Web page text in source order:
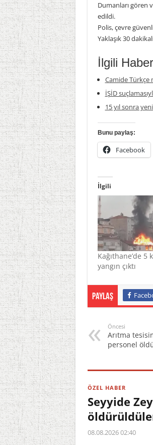
Dumanları gören
edildi.
Polis, çevre
Yaklaşık 30
İlgili
Camide Türkçe
İŞİD
15 yıl sonra
Bunu paylaş:
Facebook
İlgili
Kağıthane’de 5
yangın çıktı
Paylaş
Öncesi
Arıtma
personel
ÖZEL HABER
Seyyide
08.08.2026 02:40